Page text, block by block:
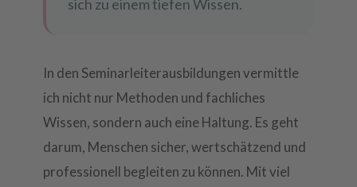
sich zu einem tiefen Wissen.
In den Seminarleiterausbildungen vermittle
ich nicht nur Methoden und fachliches
Wissen, sondern auch eine Haltung. Es geht
darum, Menschen sicher, wertschätzend und
professionell begleiten zu können. Mit viel